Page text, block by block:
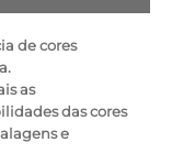
de cores
as
das cores
e